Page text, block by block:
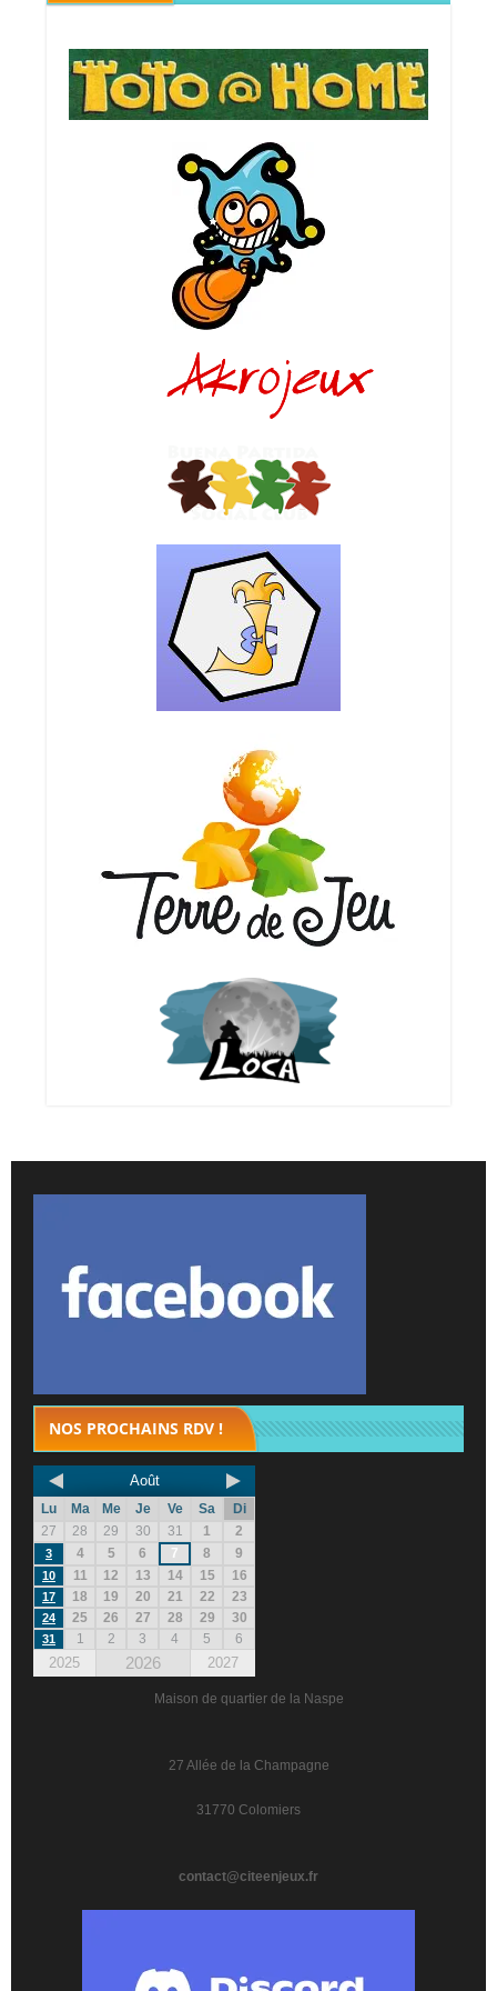
NOS PROCHAINS RDV !
Août
Lu Ma Me Je Ve Sa
Di
27
28 29 30 31 1 2
3 4 5 6 7 8 9
10 11 12 13 14 15 16
17 18 19 20 21 22 23
24 25 26 27 28 29 30
31 1 2 3 4 5 6
2025 2026 2027
Maison de quartier de la Naspe
27 Allée de la Champagne
31770 Colomiers
contact@citeenjeux.fr